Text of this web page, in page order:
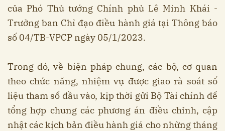
của Phó Thủ tướng Chính phủ Lê Minh Khái -
Trưởng ban Chỉ đạo điều hành giá tại Thông báo
số 04/TB-VPCP ngày 05/1/2023.
Trong đó, về biện pháp chung, các bộ, cơ quan
theo chức năng, nhiệm vụ được giao rà soát số
liệu tham số đầu vào, kịp thời gửi Bộ Tài chính để
tổng hợp chung các phương án điều chỉnh, cập
nhật các kịch bản điều hành giá cho những tháng